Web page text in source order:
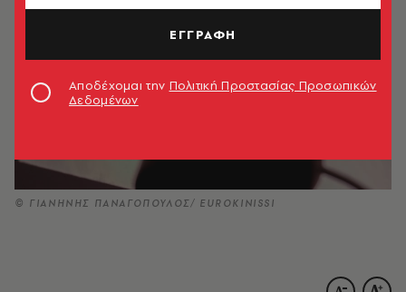
© ΓΙΑΝΗΝΗΣ ΠΑΝΑΓΟΠΟΥΛΟΣ/ EUROKINISSI
ΕΓΓΡΑΦΗ
Αποδέχομαι την Πολιτική Προστασίας Προσωπικών
Δεδομένων